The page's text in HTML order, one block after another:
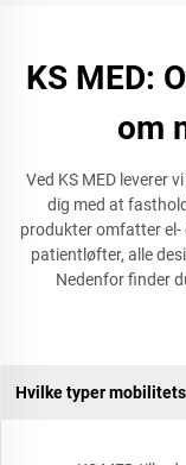
KS MED:
om
Ved KS MED leverer
dig med at
produkter omfatter el-
patientløfter, alle
Nedenfor finder
Hvilke typer